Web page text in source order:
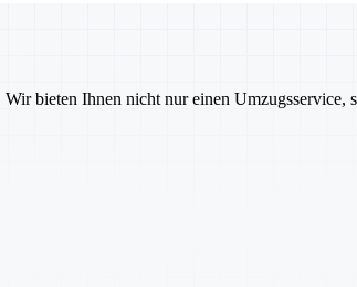
bieten Ihnen nicht nur einen